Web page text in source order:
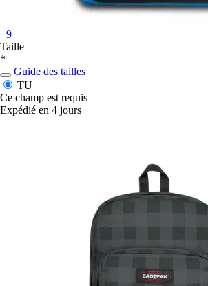
+9
Taille
*
Guide des tailles
TU
Ce champ est requis
Expédié en 4 jours